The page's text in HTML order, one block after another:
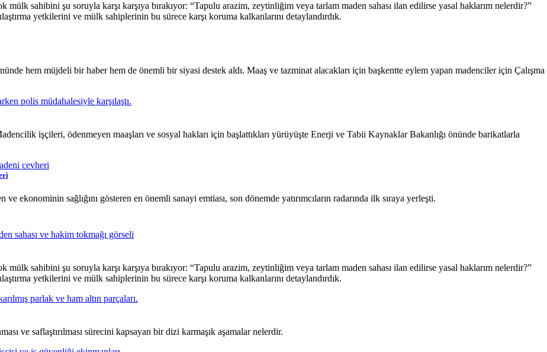
sahibini şu soruyla karşı karşıya bırakıyor: “Tapulu arazim, zeytinliğim veya tarlam maden sahası ilan edilirse yasal haklarım nelerdir?”
yetkilerini ve mülk sahiplerinin bu sürece karşı koruma kalkanlarını detaylandırdık.
hem müjdeli bir haber hem de önemli bir siyasi destek aldı. Maaş ve tazminat alacakları için başkentte eylem yapan madenciler için Çalışma
işçileri, ödenmeyen maaşları ve sosyal hakları için başlattıkları yürüyüşte Enerji ve Tabii Kaynaklar Bakanlığı önünde barikatlarla
ekonominin sağlığını gösteren en önemli sanayi emtiası, son dönemde yatırımcıların radarında ilk sıraya yerleşti.
sahibini şu soruyla karşı karşıya bırakıyor: “Tapulu arazim, zeytinliğim veya tarlam maden sahası ilan edilirse yasal haklarım nelerdir?”
yetkilerini ve mülk sahiplerinin bu sürece karşı koruma kalkanlarını detaylandırdık.
ve saflaştırılması sürecini kapsayan bir dizi karmaşık aşamalar nelerdir.